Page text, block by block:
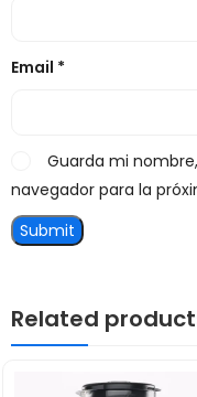
Email *
Guarda mi
navegador para la
Related